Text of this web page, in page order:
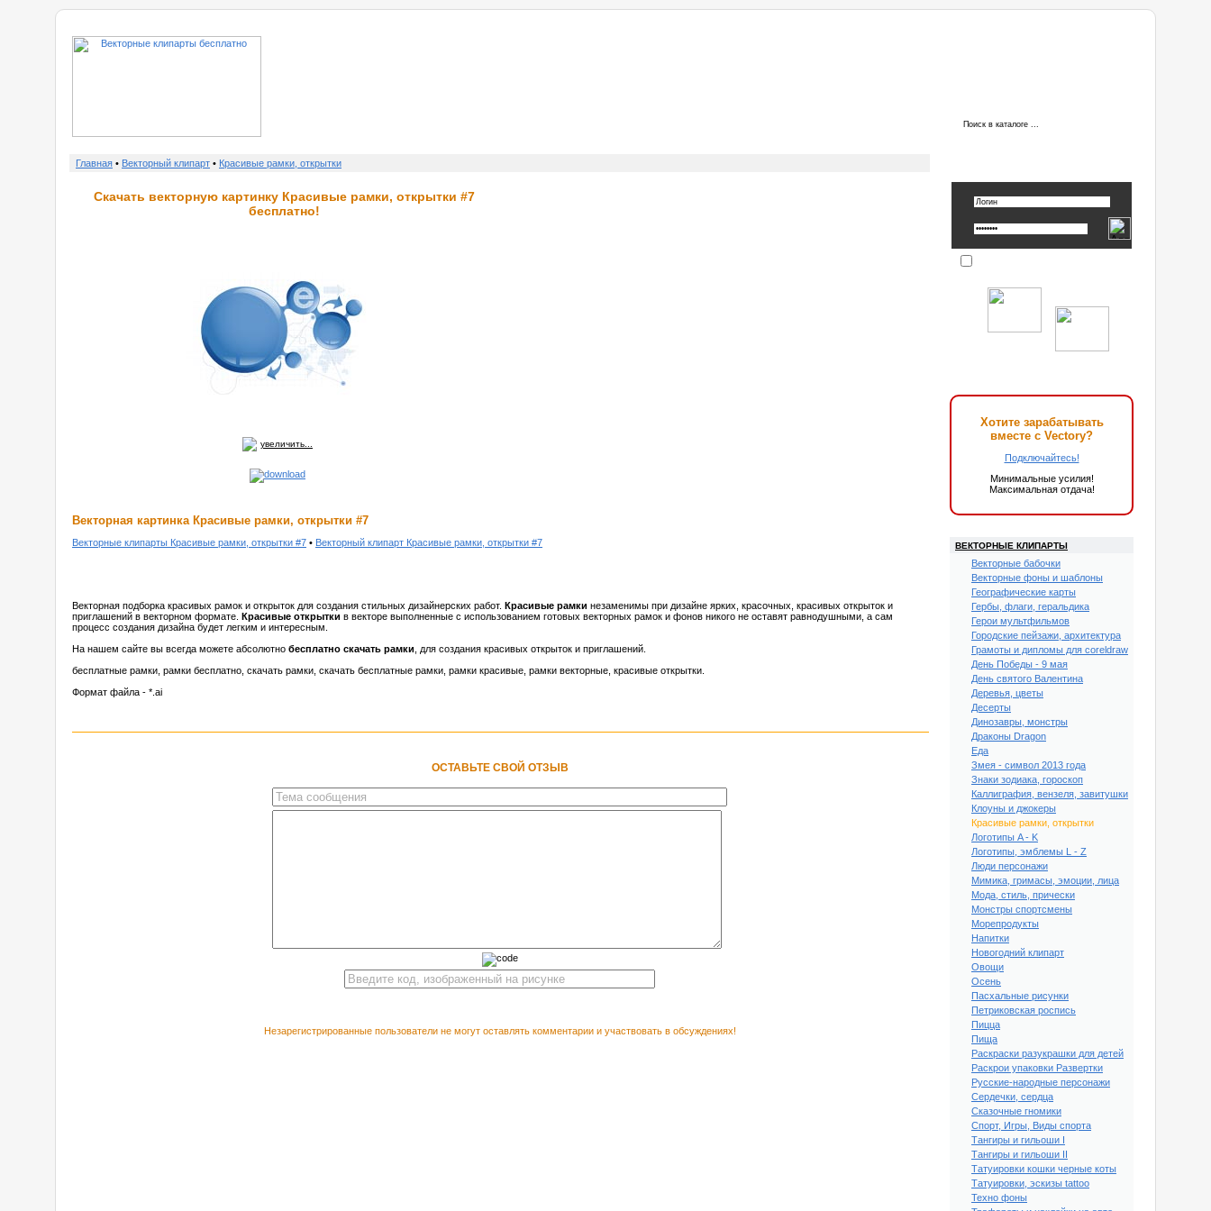
Главная • Векторный клипарт • Красивые рамки, открытки
Скачать векторную картинку Красивые рамки, открытки #7
бесплатно!
увеличить...
Векторная картинка Красивые рамки, открытки #7
Векторные клипарты Красивые рамки, открытки #7 • Векторный клипарт Красивые рамки, открытки #7
Векторная подборка красивых рамок и открыток для создания стильных дизайнерских работ. Красивые рамки незаменимы при дизайне ярких, красочных, красивых открыток и
приглашений в векторном формате. Красивые открытки в векторе выполненные с использованием готовых векторных рамок и фонов никого не оставят равнодушными, а сам
процесс создания дизайна будет легким и интересным.
На нашем сайте вы всегда можете абсолютно бесплатно скачать рамки , для создания красивых открыток и приглашений.
бесплатные рамки, рамки бесплатно, скачать рамки, скачать бесплатные рамки, рамки красивые, рамки векторные, красивые открытки.
Формат файла - *.ai
ОСТАВЬТЕ СВОЙ ОТЗЫВ
Незарегистрированные пользователи не могут оставлять комментарии и участвовать в обсуждениях!
Хотите зарабатывать
вместе с Vectory?
Подключайтесь!
Минимальные усилия!
Максимальная отдача!
ВЕКТОРНЫЕ КЛИПАРТЫ
Векторные бабочки
Векторные фоны и шаблоны
Географические карты
Гербы, флаги, геральдика
Герои мультфильмов
Городские пейзажи, архитектура
Грамоты и дипломы для coreldraw
День Победы - 9 мая
День святого Валентина
Деревья, цветы
Десерты
Динозавры, монстры
Драконы Dragon
Еда
Змея - символ 2013 года
Знаки зодиака, гороскоп
Каллиграфия, вензеля, завитушки
Клоуны и джокеры
Красивые рамки, открытки
Логотипы A - K
Логотипы, эмблемы L - Z
Люди персонажи
Мимика, гримасы, эмоции, лица
Мода, стиль, прически
Монстры спортсмены
Морепродукты
Напитки
Новогодний клипарт
Овощи
Осень
Пасхальные рисунки
Петриковская роспись
Пицца
Пища
Раскраски разукрашки для детей
Раскрои упаковки Развертки
Русские-народные персонажи
Сердечки, сердца
Сказочные гномики
Спорт, Игры, Виды спорта
Тангиры и гильоши I
Тангиры и гильоши II
Татуировки кошки черные коты
Татуировки, эскизы tattoo
Техно фоны